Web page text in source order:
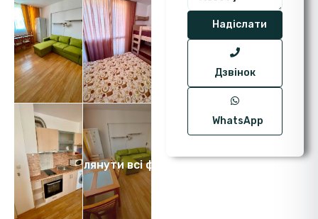
Переглянути всі фото 8
Дзвінок
WhatsApp